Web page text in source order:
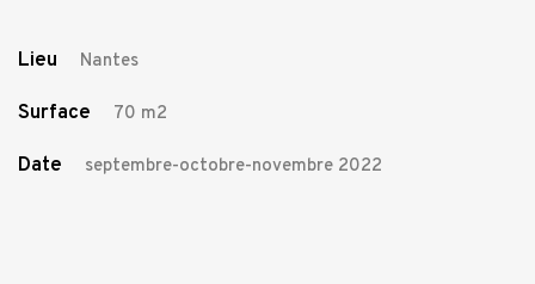
Lieu Nantes
Surface 70 m2
Date septembre-octobre-novembre 2022